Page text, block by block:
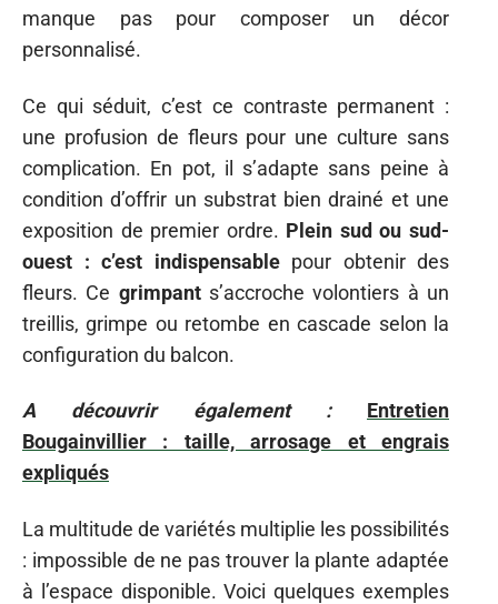
manque pas pour composer un décor
personnalisé.
Ce qui séduit, c’est ce contraste permanent :
une profusion de fleurs pour une culture sans
complication. En pot, il s’adapte sans peine à
condition d’offrir un substrat bien drainé et une
exposition de premier ordre. Plein sud ou sud-
ouest : c’est indispensablepour obtenir des
fleurs. Ce grimpants’accroche volontiers à un
treillis, grimpe ou retombe en cascade selon la
configuration du balcon.
A découvrir également :
Entretien
Bougainvillier : taille, arrosage et engrais
expliqués
La multitude de variétés multiplie les possibilités
: impossible de ne pas trouver la plante adaptée
à l’espace disponible. Voici quelques exemples